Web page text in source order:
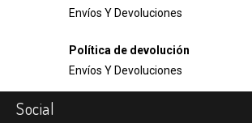
Envíos Y Devoluciones
Política de devolución
Envíos Y Devoluciones
Social